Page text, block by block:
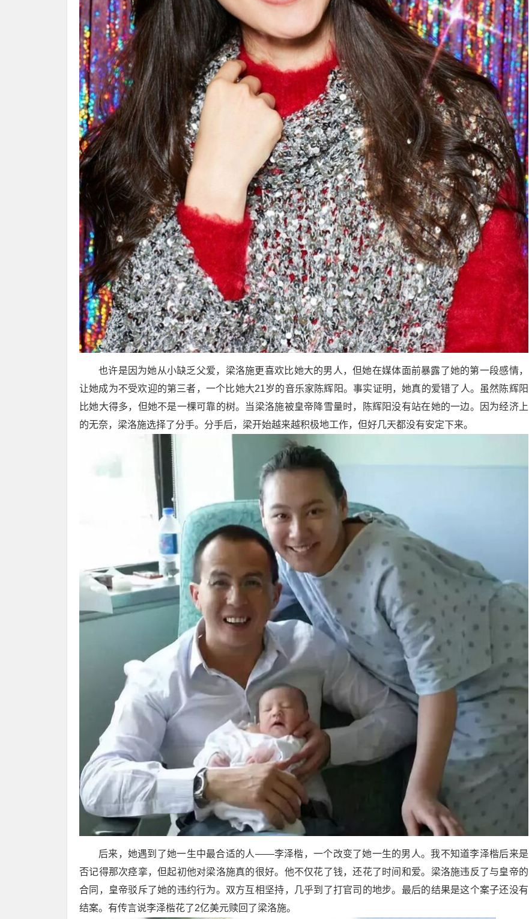
也许是因为她从小缺乏父爱，梁洛施更喜欢比她大的男人，但她在媒体面前暴露了她的第一段感情，
让她成为不受欢迎的第三者，一个比她大21岁的音乐家陈辉阳。事实证明，她真的爱错了人。虽然陈辉阳
比她大得多，但她不是一棵可靠的树。当梁洛施被皇帝降雪量时，陈辉阳没有站在她的一边。因为经济上
的无奈，梁洛施选择了分手。分手后，梁开始越来越积极地工作，但好几天都没有安定下来。
后来，她遇到了她一生中最合适的人——李泽楷，一个改变了她一生的男人。我不知道李泽楷后来是
否记得那次痉挛，但起初他对梁洛施真的很好。他不仅花了钱，还花了时间和爱。梁洛施违反了与皇帝的
合同，皇帝驳斥了她的违约行为。双方互相坚持，几乎到了打官司的地步。最后的结果是这个案子还没有
结案。有传言说李泽楷花了2亿美元赎回了梁洛施。